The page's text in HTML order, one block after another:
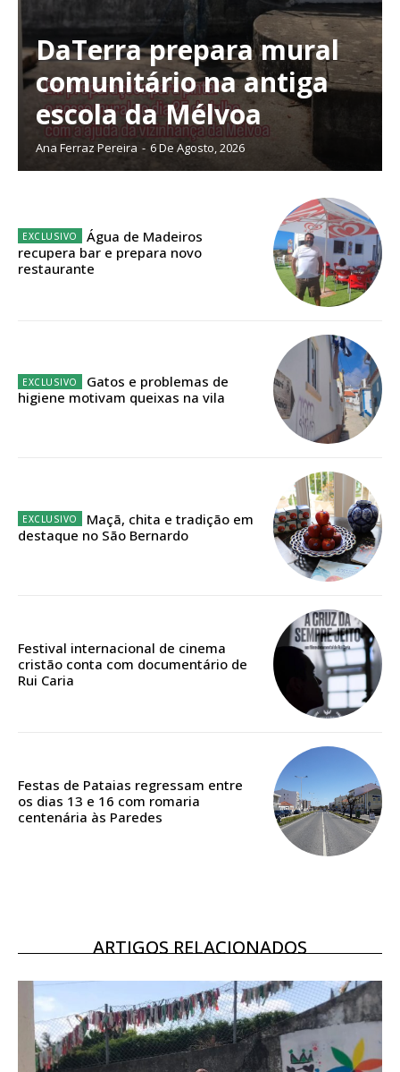
Edição em papel entregue à Quinta-feira em sua
casa
Acesso ao conteúdo online
Acesso aos conteúdos Exclusivos para
assinantes
Ofertas para assinatura anual
16 €
12 meses
Acesso aos conteúdos Exclusivos para
assinantes
DaTerra prepara mural
comunitário na antiga
escola da Mélvoa
Ana Ferraz Pereira - 6 De Agosto, 2026
Água de Madeiros
recupera bar e prepara novo
restaurante
Gatos e problemas de
higiene motivam queixas na vila
Maçã, chita e tradição em
destaque no São Bernardo
Festival internacional de cinema
cristão conta com documentário de
Rui Caria
Festas de Pataias regressam entre
os dias 13 e 16 com romaria
centenária às Paredes
ARTIGOS RELACIONADOS